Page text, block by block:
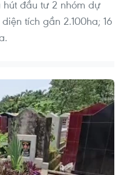
hút đầu tư 2 nhóm dự
tích gần 2.100ha; 16
nổ trên sông Sài
mạng